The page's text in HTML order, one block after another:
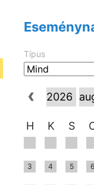
Típus
H K S
3 4 5 6